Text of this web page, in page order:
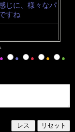
じに、様々なパ
すね
● ● ● ●
●